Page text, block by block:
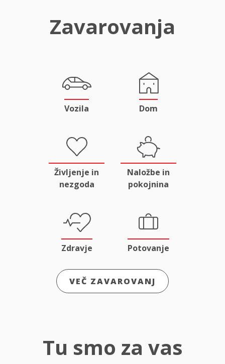
Zavarovanja
Vozila Dom
Življenje in
nezgoda
Naložbe in
pokojnina
Zdravje Potovanje
VEČ ZAVAROVANJ
Tu smo za vas